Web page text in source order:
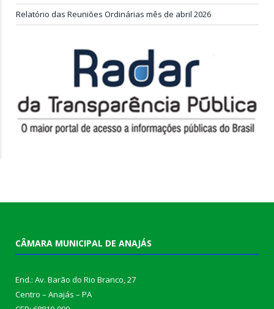
Relatório das Reuniões Ordinárias mês de abril 2026
CÂMARA MUNICIPAL DE ANAJÁS
End.: Av. Barão do Rio Branco, 27
Centro – Anajás – PA